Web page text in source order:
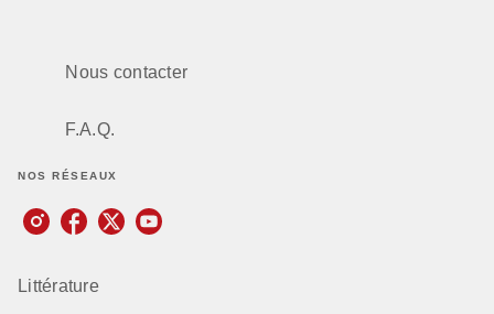
Nous contacter
F.A.Q.
NOS RÉSEAUX
Littérature